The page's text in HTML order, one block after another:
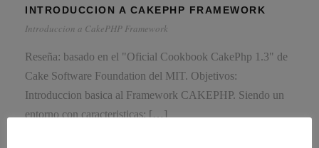
INTRODUCCION A CAKEPHP FRAMEWORK
Introduccion a CakePHP Framework
Reseña: basado en el "Oficial Cookbook CakePhp 1.3" de
Cake Software Foundation del MIT. Objetivos:
Introduccion basica al Framework CAKEPHP. Siendo un
entorno con caracteristicas: […]